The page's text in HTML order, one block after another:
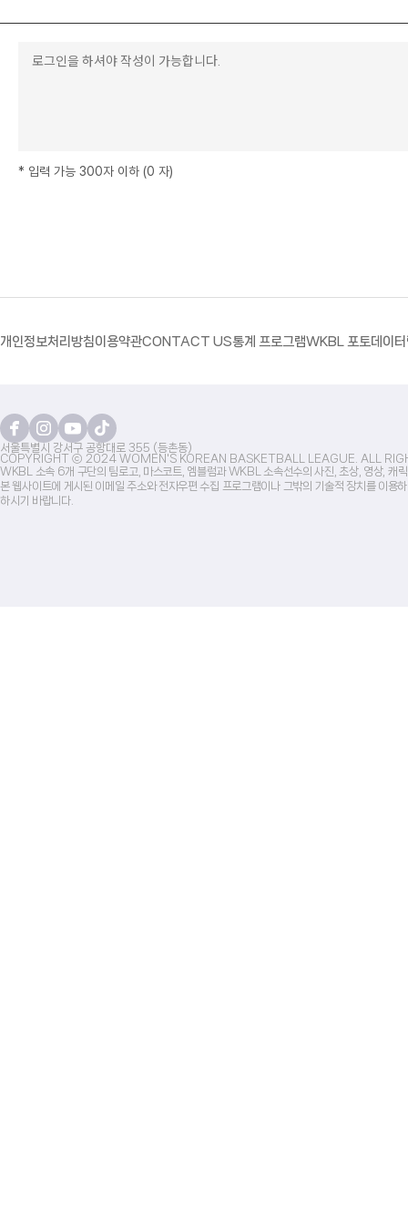
* 입력 가능 300자 이하 (0 자)
개인정보처리방침이용약관CONTACT US통계 프로그램WKBL 포토데이
서울특별시 강서구 공항대로 355 (등촌동)
COPYRIGHT ⓒ 2024 WOMEN'S KOREAN BASKETBALL LEAGUE. ALL
WKBL 소속 6개 구단의 팀로고, 마스코트, 엠블럼과 WKBL 소속선수의 사진, 초상, 영상, 캐
본 웹사이트에 게시된 이메일 주소와 전자우편 수집 프로그램이나 그밖의 기술적 장치를 이
하시기 바랍니다.